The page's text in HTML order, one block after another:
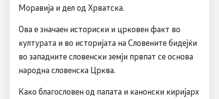
Моравија и дел од Хрватска.
Ова е значаен историски и црковен факт во
културата и во историјата на Словените бидејќи
во западните словенски земји првпат се основа
народна словенска Црква.
Како благословен од папата и канонски киријарх